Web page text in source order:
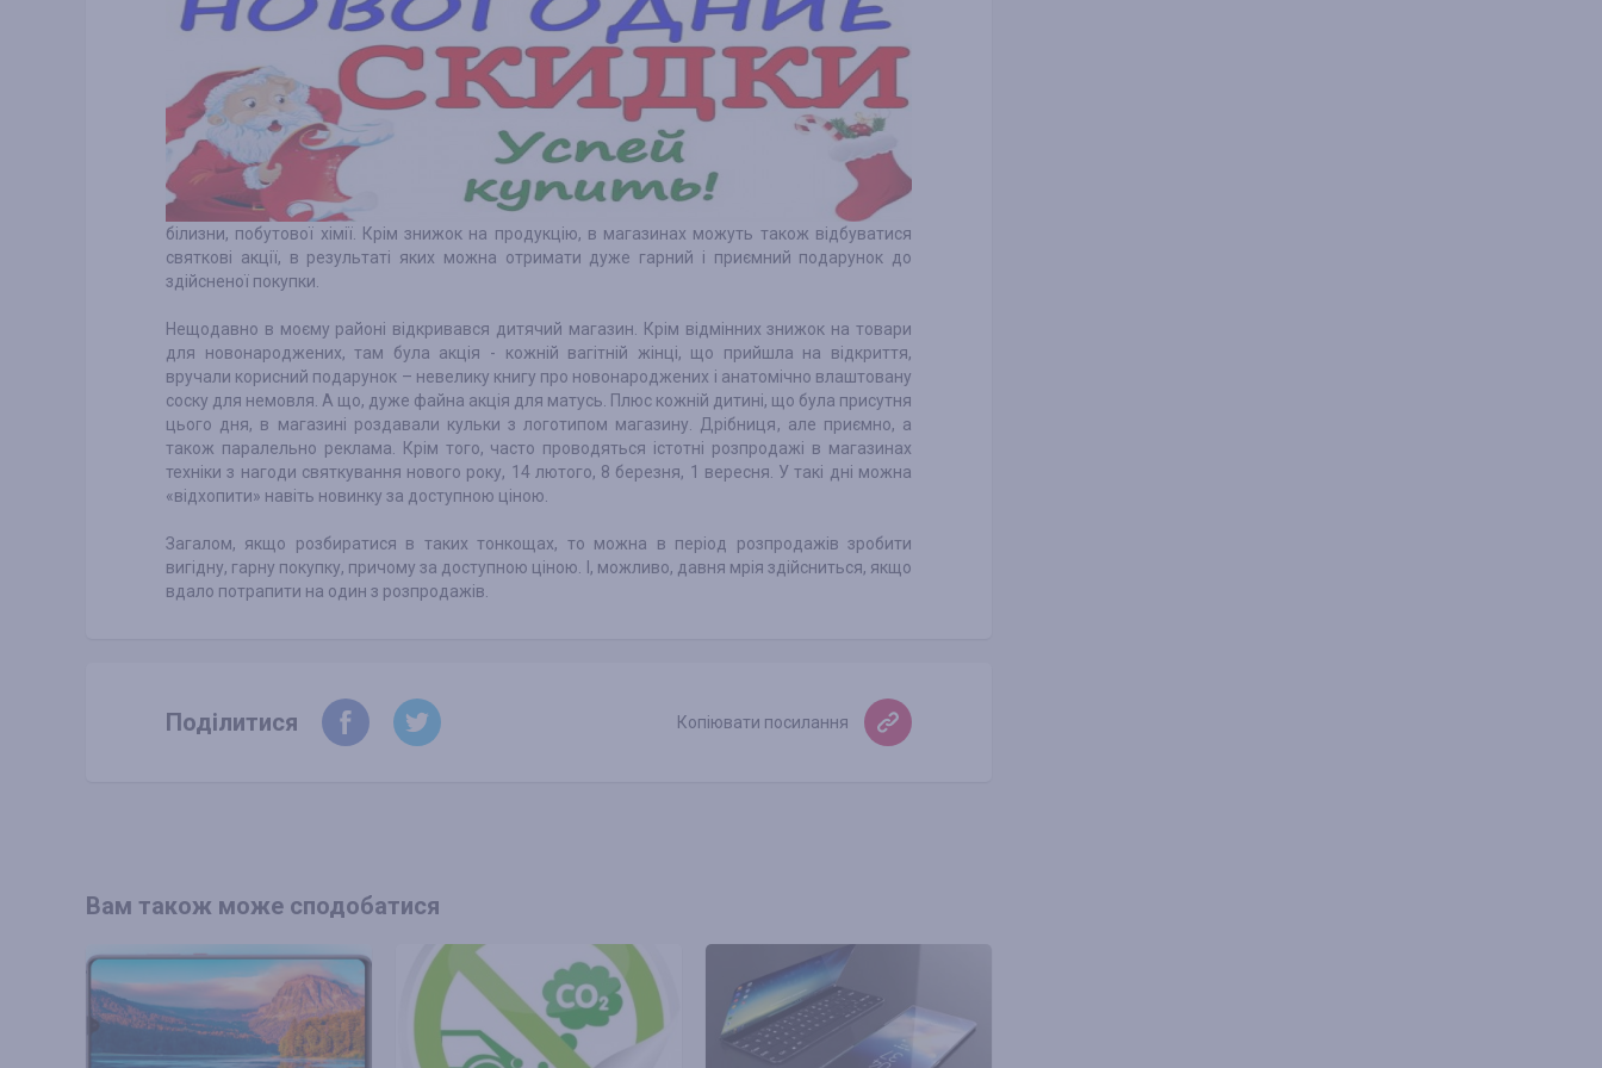
білизни, побутової хімії. Крім знижок на продукцію, в магазинах можуть також відбуватися
святкові акції, в результаті яких можна отримати дуже гарний і приємний подарунок до
здійсненої покупки.
Нещодавно в моєму районі відкривався дитячий магазин. Крім відмінних знижок на товари
для новонароджених, там була акція - кожній вагітній жінці, що прийшла на відкриття,
вручали корисний подарунок – невелику книгу про новонароджених і анатомічно влаштовану
соску для немовля. А що, дуже файна акція для матусь. Плюс кожній дитині, що була присутня
цього дня, в магазині роздавали кульки з логотипом магазину. Дрібниця, але приємно, а
також паралельно реклама. Крім того, часто проводяться істотні розпродажі в магазинах
техніки з нагоди святкування нового року, 14 лютого, 8 березня, 1 вересня. У такі дні можна
«відхопити» навіть новинку за доступною ціною.
Загалом, якщо розбиратися в таких тонкощах, то можна в період розпродажів зробити
вигідну, гарну покупку, причому за доступною ціною. І, можливо, давня мрія здійсниться, якщо
вдало потрапити на один з розпродажів.
Поділитися Копіювати посилання
Вам також може сподобатися